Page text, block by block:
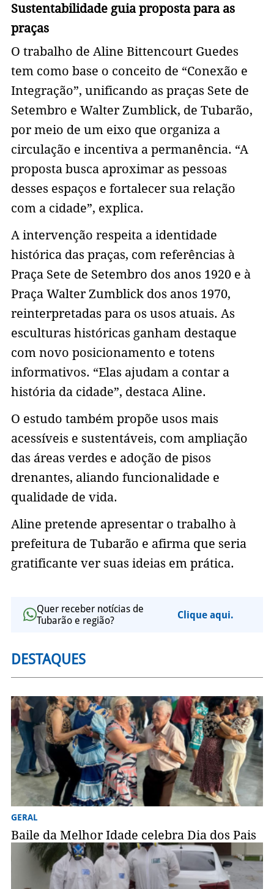
Sustentabilidade guia proposta para as
praças
O trabalho de Aline Bittencourt Guedes
tem como base o conceito de “Conexão e
Integração”, unificando as praças Sete de
Setembro e Walter Zumblick, de Tubarão,
por meio de um eixo que organiza a
circulação e incentiva a permanência. “A
proposta busca aproximar as pessoas
desses espaços e fortalecer sua relação
com a cidade”, explica.
A intervenção respeita a identidade
histórica das praças, com referências à
Praça Sete de Setembro dos anos 1920 e à
Praça Walter Zumblick dos anos 1970,
reinterpretadas para os usos atuais. As
esculturas históricas ganham destaque
com novo posicionamento e totens
informativos. “Elas ajudam a contar a
história da cidade”, destaca Aline.
O estudo também propõe usos mais
acessíveis e sustentáveis, com ampliação
das áreas verdes e adoção de pisos
drenantes, aliando funcionalidade e
qualidade de vida.
Aline pretende apresentar o trabalho à
prefeitura de Tubarão e afirma que seria
gratificante ver suas ideias em prática.
Quer receber notícias de
Tubarão e região?
Clique aqui.
DESTAQUES
GERAL
Baile da Melhor Idade celebra Dia dos Pais